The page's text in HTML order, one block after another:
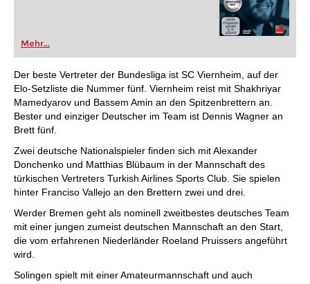
Mehr...
Der beste Vertreter der Bundesliga ist SC Viernheim, auf der
Elo-Setzliste die Nummer fünf. Viernheim reist mit Shakhriyar
Mamedyarov und Bassem Amin an den Spitzenbrettern an.
Bester und einziger Deutscher im Team ist Dennis Wagner an
Brett fünf.
Zwei deutsche Nationalspieler finden sich mit Alexander
Donchenko und Matthias Blübaum in der Mannschaft des
türkischen Vertreters Turkish Airlines Sports Club. Sie spielen
hinter Franciso Vallejo an den Brettern zwei und drei.
Werder Bremen geht als nominell zweitbestes deutsches Team
mit einer jungen zumeist deutschen Mannschaft an den Start,
die vom erfahrenen Niederländer Roeland Pruissers angeführt
wird.
Solingen spielt mit einer Amateurmannschaft und auch